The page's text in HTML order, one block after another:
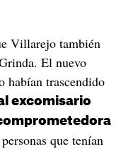
Villarejo también
El nuevo
habían trascendido
excomisario
que tenían